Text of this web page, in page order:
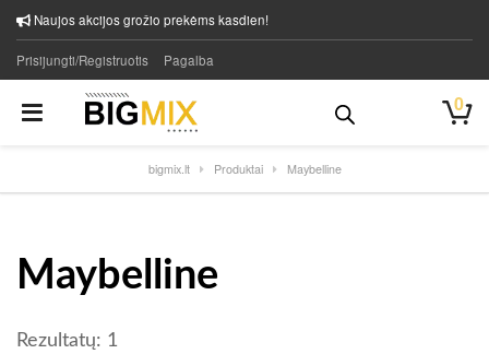
Naujos akcijos grožio prekėms kasdien!
Prisijungti/Registruotis Pagalba
0
bigmix.lt Produktai Maybelline
Maybelline
Rezultatų: 1